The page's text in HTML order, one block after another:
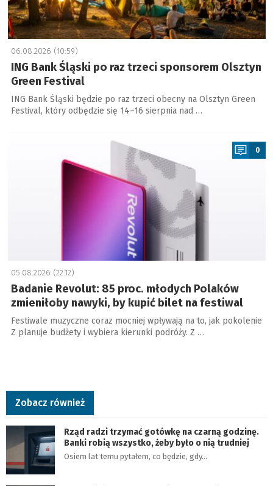
06.08.2026 (10:59)
ING Bank Śląski po raz trzeci sponsorem Olsztyn
Green Festival
ING Bank Śląski będzie po raz trzeci obecny na Olsztyn Green
Festival, który odbędzie się 14–16 sierpnia nad …
0
05.08.2026 (22:12)
Badanie Revolut: 85 proc. młodych Polaków
zmieniłoby nawyki, by kupić bilet na festiwal
Festiwale muzyczne coraz mocniej wpływają na to, jak pokolenie
Z planuje budżety i wybiera kierunki podróży. Z …
Zobacz również
Rząd radzi trzymać gotówkę na czarną godzinę.
Banki robią wszystko, żeby było o nią trudniej
Osiem lat temu pytałem, co będzie, gdy…